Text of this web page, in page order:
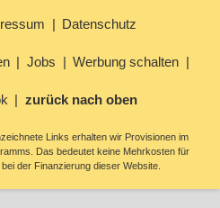
Datenschutz
Jobs Werbung schalten
zurück nach oben
Links erhalten wir Provisionen im
Das bedeutet keine Mehrkosten für
der Finanzierung dieser Website.